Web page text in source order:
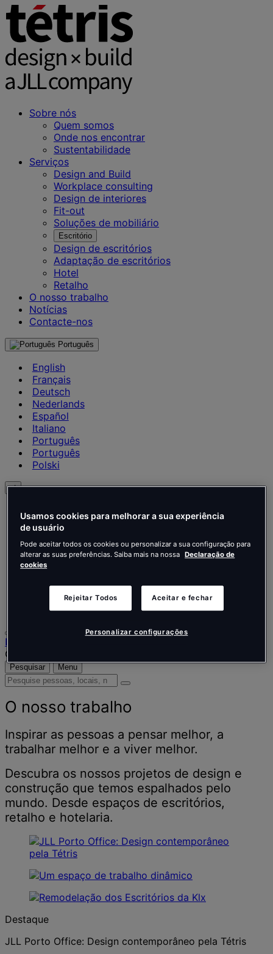
Sobre nós
Quem somos
Onde nos encontrar
Sustentabilidade
Serviços
Design and Build
Workplace consulting
Design de interiores
Fit-out
Soluções de mobiliário
Escritório
Design de escritórios
Adaptação de escritórios
Hotel
Retalho
O nosso trabalho
Notícias
Contacte-nos
Português
English
Français
Deutsch
Nederlands
Español
Italiano
Português
Português
Polski
pt
Français
Deutsch
Nederlands
Español
Italiano
Português
Português
Polski
Início
O nosso trabalho
Pesquisar Menu
Pesquise
locais,
notícias
e
informações
O nosso trabalho
Inspirar as pessoas a pensar melhor, a
trabalhar melhor e a viver melhor.
Descubra os nossos projetos de design e
construção que temos espalhados pelo
mundo. Desde espaços de escritórios,
retalho e hotelaria.
Destaque
JLL Porto Office: Design contemporâneo pela Tétris
Usamos cookies para melhorar a sua experiência
de usuário
Pode aceitar todos os cookies ou personalizar a sua configuração para
alterar as suas preferências. Saiba mais na nossa Declaração de
cookies
Rejeitar Todos Aceitar e fechar
Personalizar configurações